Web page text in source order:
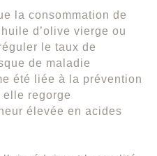
la consommation de
d’olive vierge ou
le taux de
de maladie
été liée à la prévention
elle regorge
élevée en acides